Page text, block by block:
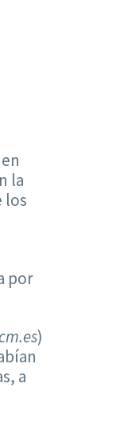
la
los
por
)
a